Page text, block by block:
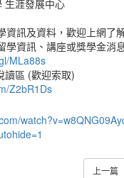
發展中心
資訊及資料，歡迎上網了
學資訊、講座或獎學金消
MLa88s
讀區 (歡迎索取)
Z2bR1Ds
上一篇